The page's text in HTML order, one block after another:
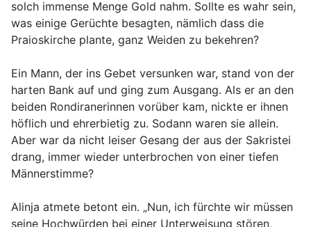
solch immense Menge Gold nahm. Sollte es wahr sein,
was einige Gerüchte besagten, nämlich dass die
Praioskirche plante, ganz Weiden zu bekehren?
Ein Mann, der ins Gebet versunken war, stand von der
harten Bank auf und ging zum Ausgang. Als er an den
beiden Rondiranerinnen vorüber kam, nickte er ihnen
höflich und ehrerbietig zu. Sodann waren sie allein.
Aber war da nicht leiser Gesang der aus der Sakristei
drang, immer wieder unterbrochen von einer tiefen
Männerstimme?
Alinja atmete betont ein. „Nun, ich fürchte wir müssen
seine Hochwürden bei einer Unterweisung stören,